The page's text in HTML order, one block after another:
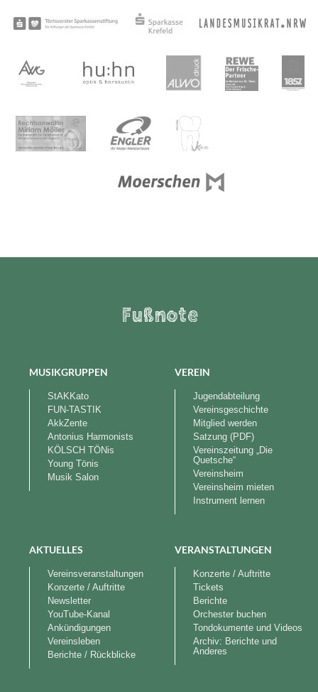
Fußnote
MUSIKGRUPPEN
StAKKato
FUN-TASTIK
AkkZente
Antonius Harmonists
KÖLSCH TÖNis
Young Tönis
Musik Salon
VEREIN
Jugendabteilung
Vereinsgeschichte
Mitglied werden
Satzung (PDF)
Vereinszeitung „Die
Quetsche“
Vereinsheim
Vereinsheim mieten
Instrument lernen
AKTUELLES
Vereinsveranstaltungen
Konzerte / Auftritte
Newsletter
YouTube-Kanal
Ankündigungen
Vereinsleben
Berichte / Rückblicke
VERANSTALTUNGEN
Konzerte / Auftritte
Tickets
Berichte
Orchester buchen
Tondokumente und Videos
Archiv: Berichte und
Anderes